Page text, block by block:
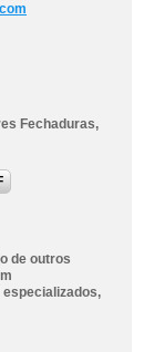
Fechaduras,
de outros